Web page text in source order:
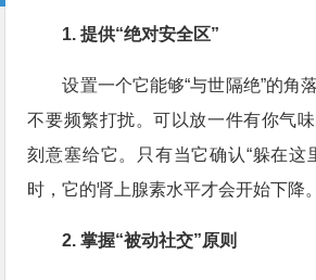
1. 提供“绝对安全区”
设置一个它能够“与世隔绝”的角
不要频繁打扰。可以放一件有你气
刻意塞给它。只有当它确认“躲在这
时，它的肾上腺素水平才会开始下降。
2. 掌握“被动社交”原则